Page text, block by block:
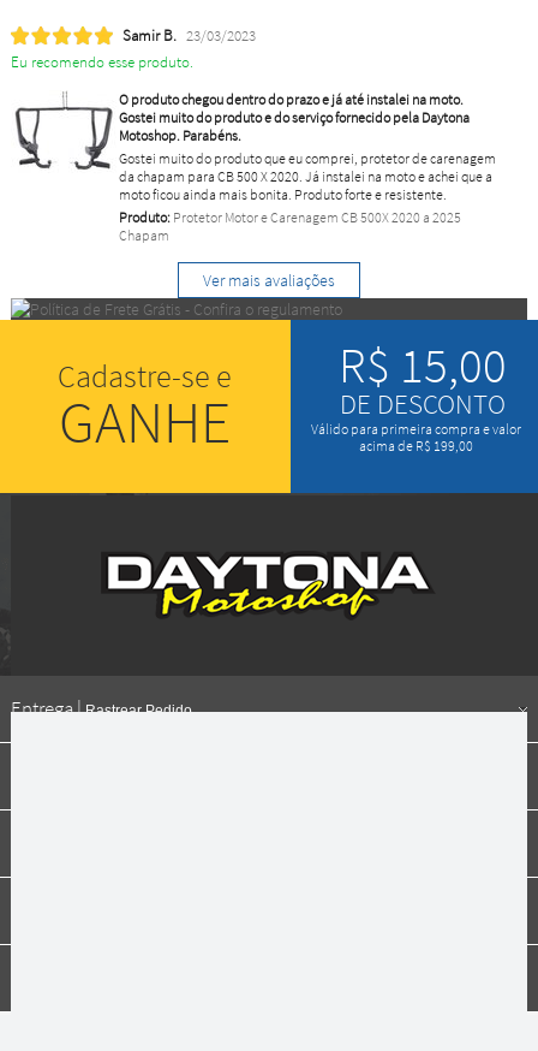
Samir B. 23/03/2023
Eu recomendo esse produto.
O produto chegou dentro do prazo e já até instalei na moto.
Gostei muito do produto e do serviço fornecido pela Daytona
Motoshop. Parabéns.
Gostei muito do produto que eu comprei, protetor de carenagem
da chapam para CB 500 X 2020. Já instalei na moto e achei que a
moto ficou ainda mais bonita. Produto forte e resistente.
Produto:Protetor Motor e Carenagem CB 500X 2020 a 2025
Chapam
Ver mais avaliações
Cadastre-se e
GANHE
R$ 15,00
DE DESCONTO
Válido para primeira compra e valor
acima de R$ 199,00
Entrega |Rastrear Pedido